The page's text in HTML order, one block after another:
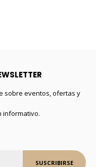
sobre eventos, ofertas y
informativo.
SUSCRIBIRSE